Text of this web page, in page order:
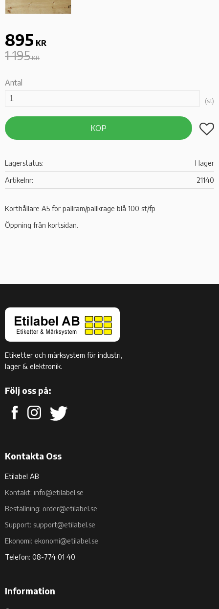
Nedsatt pris:
895 KR
Ordinarie pris:
1 195KR
Antal
st
KÖP Lägg
Lagerstatus
I lager
Artikelnr
21140
Korthållare A5 för pallram/pallkrage blå 100 st/fp
Öppning från kortsidan.
Etiketter och märksystem för industri,
lager & elektronik.
Följ oss på:
Kontakta Oss
Etilabel AB
Kontakt: info@etilabel.se
Beställning: order@etilabel.se
Support: support@etilabel.se
Ekonomi: ekonomi@etilabel.se
Telefon: 08-774 01 40
Information